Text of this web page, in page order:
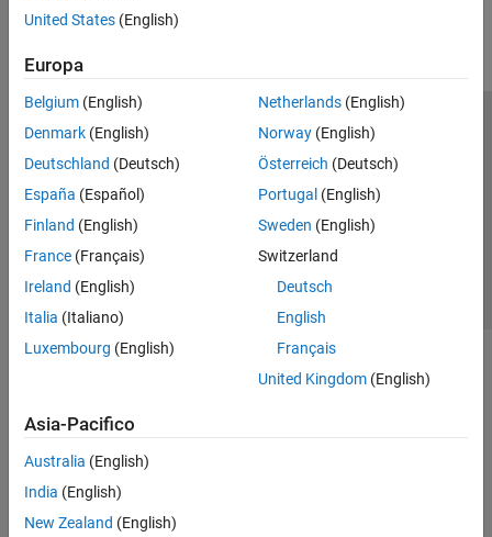
United States (English)
Europa
Belgium (English)
Denmark (English)
Deutschland (Deutsch)
España (Español)
Finland (English)
France (Français)
Ireland (English)
Italia (Italiano)
Luxembourg (English)
Netherlands(English)
Norway(English)
Österreich (Deutsch)
Portugal (English)
Sweden (English)
Switzerland
Deutsch
English
Français
United Kingdom(English)
Asia-Pacifico
Australia (English)
India (English)
New Zealand (English)
Centro di fiducia
Informativa sulla privacy
Antipirateria
Stato dell'applicazione
Contatti
© 1994-2026 The MathWorks, Inc.